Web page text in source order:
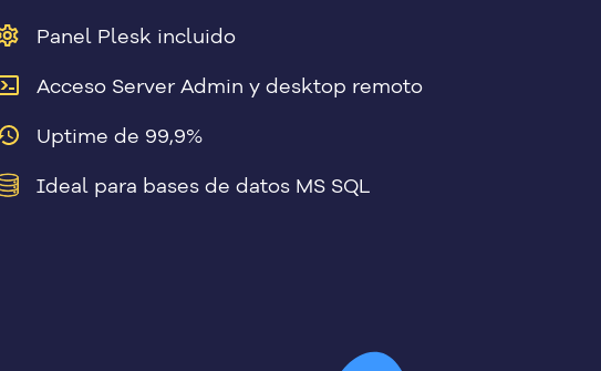
Panel Plesk incluido
Acceso Server Admin y desktop remoto
Uptime de 99,9%
Ideal para bases de datos MS SQL